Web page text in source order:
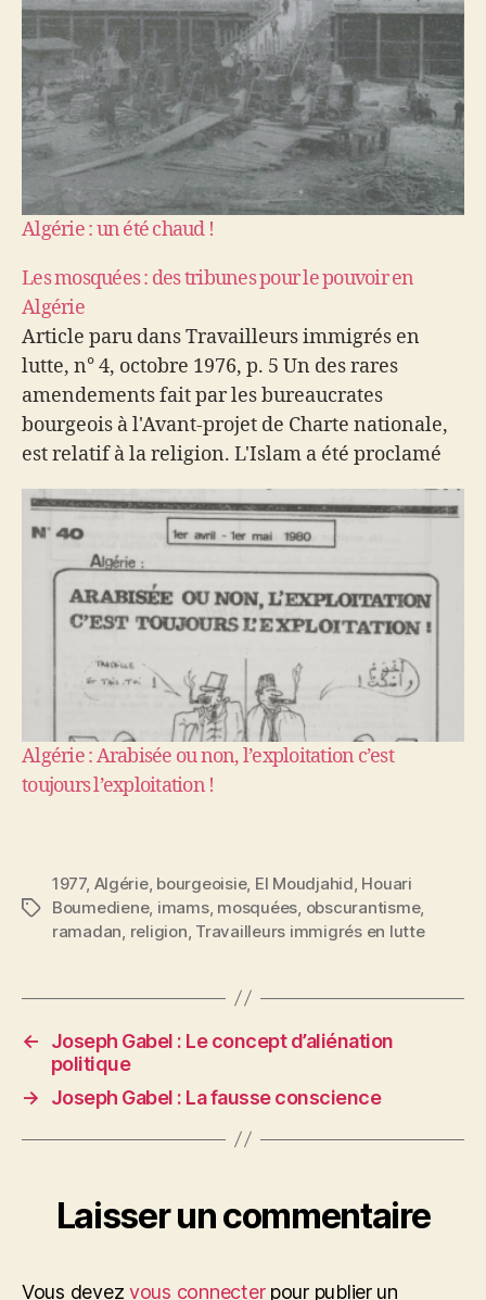
Algérie : un été chaud !
Les mosquées : des tribunes pour le pouvoir en
Algérie
Article paru dans Travailleurs immigrés en
lutte, n° 4, octobre 1976, p. 5 Un des rares
amendements fait par les bureaucrates
bourgeois à l'Avant-projet de Charte nationale,
est relatif à la religion. L'Islam a été proclamé
religion d'État. On apprend (toujours dans la
Charte) que l'Islam est une des
caractéristiques…
Algérie : Arabisée ou non, l’exploitation c’est
toujours l’exploitation !
Étiquettes
1977, Algérie, bourgeoisie, El Moudjahid Houari
Boumediene, imams, mosquées obscurantisme,
ramadan religion Travailleurs immigrés en lutte
←
Joseph Gabel : Le concept d’aliénation
politique
→
Joseph Gabel : La fausse conscience
Laisser un commentaire
Vous devezvous connecterpour publier un